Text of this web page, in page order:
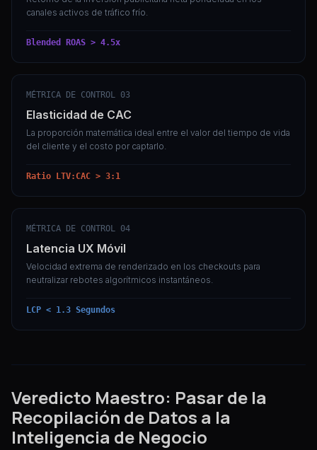
canales activos de tráfico frío.
Blended ROAS > 4.5x
MÉTRICA DE CONTROL 03
Elasticidad de CAC
La proporción matemática ideal entre el valor del tiempo de vida
del cliente y el costo por captarlo.
Ratio LTV:CAC > 3:1
MÉTRICA DE CONTROL 04
Latencia UX Móvil
Velocidad extrema de renderizado en los checkouts para
neutralizar rebotes algorítmicos instantáneos.
LCP < 1.3 Segundos
Veredicto Maestro: Pasar de la
Recopilación de Datos a la
Inteligencia de Negocio